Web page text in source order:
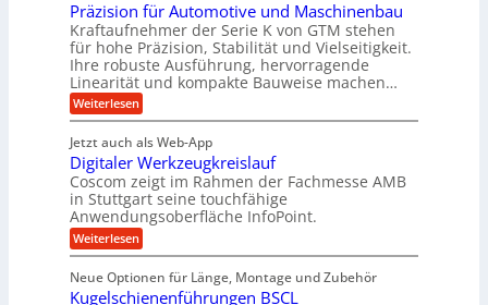
B
ü
r
o
k
r
a
t
i
e
e
n
n
S
t
a
n
d
o
r
i
n
R
ü
s
s
e
l
s
h
e
n
v
o
n
K
I
w
i
c
h
t
i
g
e
r
a
l
n
s
t
a
n
g
e
n
e
t
r
i
e
b
e
f
r
p
Präzision für Automotive und Maschinenbau
Kraftaufnehmer der Serie K von GTM stehen
für hohe Präzision, Stabilität und Vielseitigkeit.
Ihre robuste Ausführung, hervorragende
Linearität und kompakte Bauweise machen…
Weiterlesen:
P
ä
z
i
s
i
o
n
f
r
A
Jetzt auch als Web-App
Digitaler Werkzeugkreislauf
Coscom zeigt im Rahmen der Fachmesse AMB
in Stuttgart seine touchfähige
Anwendungsoberfläche InfoPoint.
Weiterlesen:
D
g
i
Neue Optionen für Länge, Montage und Zubehör
Kugelschienenführungen BSCL